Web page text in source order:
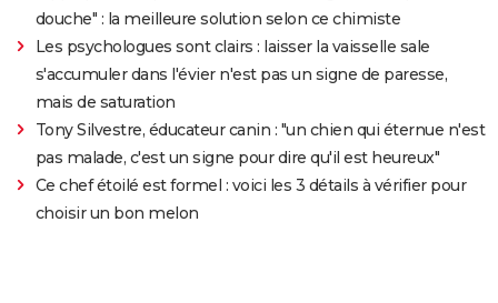
douche" : la meilleure solution selon ce chimiste
Les psychologues sont clairs : laisser la vaisselle sale
s'accumuler dans l'évier n'est pas un signe de paresse,
mais de saturation
Tony Silvestre, éducateur canin : "un chien qui éternue n'est
pas malade, c'est un signe pour dire qu'il est heureux"
Ce chef étoilé est formel : voici les 3 détails à vérifier pour
choisir un bon melon